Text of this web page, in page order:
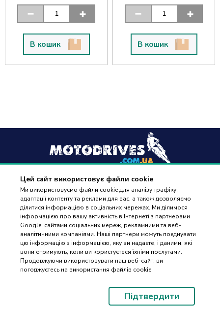
Цей сайт використовує файли cookie
Ми використовуємо файли cookie для аналізу трафіку,
адаптації контенту та реклами для вас, а також дозволяємо
ділитися інформацією в соціальних мережах. Ми ділимося
інформацією про вашу активність в Інтернеті з партнерами
Google: сайтами соціальних мереж, рекламними та веб-
аналітичними компаніями. Наші партнери можуть поєднувати
цю інформацію з інформацією, яку ви надаєте, і даними, які
вони отримують, коли ви користуєтеся їхніми послугами.
Продовжуючи використовувати наш веб-сайт, ви
погоджуєтесь на використання файлів cookie.
Підтвердити
В кошик В кошик
+38(096) 488 77 88
дзвінки приймаються в робочі дні з 9:00 до 18:00
Оплата та доставка
Контакти
ПІДБІР
ЗАПЧАСТИН